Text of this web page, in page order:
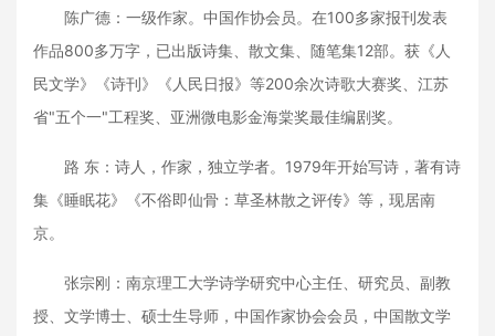
陈广德：一级作家。中国作协会员。在100多家报刊发表
作品800多万字，已出版诗集、散文集、随笔集12部。获《人
民文学》《诗刊》《人民日报》等200余次诗歌大赛奖、江苏
省"五个一"工程奖、亚洲微电影金海棠奖最佳编剧奖。
路 东：诗人，作家，独立学者。1979年开始写诗，著有诗
集《睡眠花》《不俗即仙骨：草圣林散之评传》等，现居南
京。
张宗刚：南京理工大学诗学研究中心主任、研究员、副教
授、文学博士、硕士生导师，中国作家协会会员，中国散文学